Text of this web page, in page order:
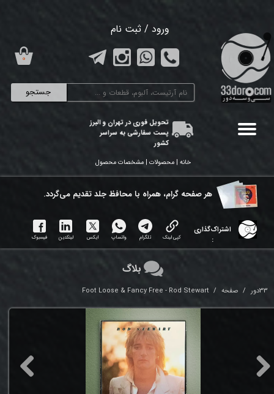
جستجو
ورود / ثبت نام
تغییر گذر واژه
سفارشات
تحویل فوری در تهران و البرز
پست سفارشی به سراسر
کشور
۰
خانه | محصولات | مشخصات محصول
هر ​صفحه گرام، همراه با محافظ جلد تقدیم می‌گردد.
اشتراک‌گذاری
:
کپی لینک تلگرام واتساپ ایکس لینکدین فیسبوک
33دور صفحه Foot Loose & Fancy Free - Rod Stewart
بلاگ